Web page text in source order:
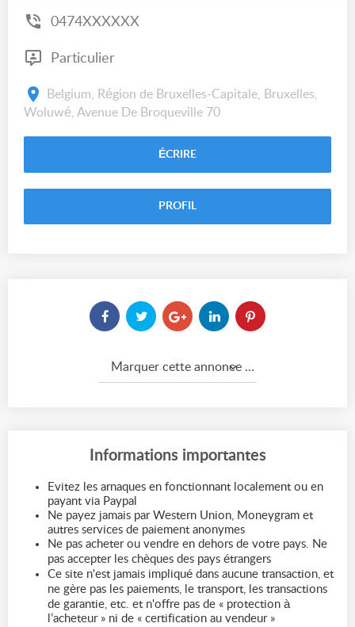
0474XXXXXX
Particulier
Belgium, Région de Bruxelles-Capitale, Bruxelles,
Woluwé, Avenue De Broqueville 70
ÉCRIRE
PROFIL
Marquer cette annonce comme...
Informations importantes
Evitez les arnaques en fonctionnant localement ou en
payant via Paypal
Ne payez jamais par Western Union, Moneygram et
autres services de paiement anonymes
Ne pas acheter ou vendre en dehors de votre pays. Ne
pas accepter les chèques des pays étrangers
Ce site n'est jamais impliqué dans aucune transaction, et
ne gère pas les paiements, le transport, les transactions
de garantie, etc. et n'offre pas de « protection à
l’acheteur » ni de « certification au vendeur »